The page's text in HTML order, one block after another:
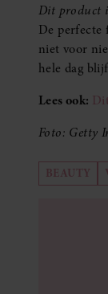
Dit product
De
niet voor
hele dag
Lees ook:
Foto: Getty
BEAUTY